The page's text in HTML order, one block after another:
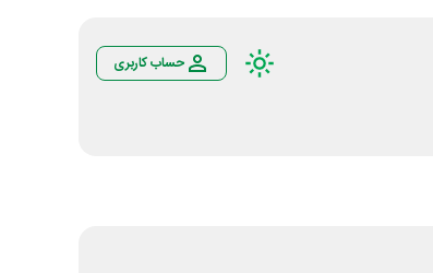
حساب کاربری